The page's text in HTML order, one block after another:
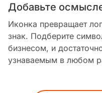
Добавьте
Иконка превращает
знак. Подберите
бизнесом, и
узнаваемым в любом